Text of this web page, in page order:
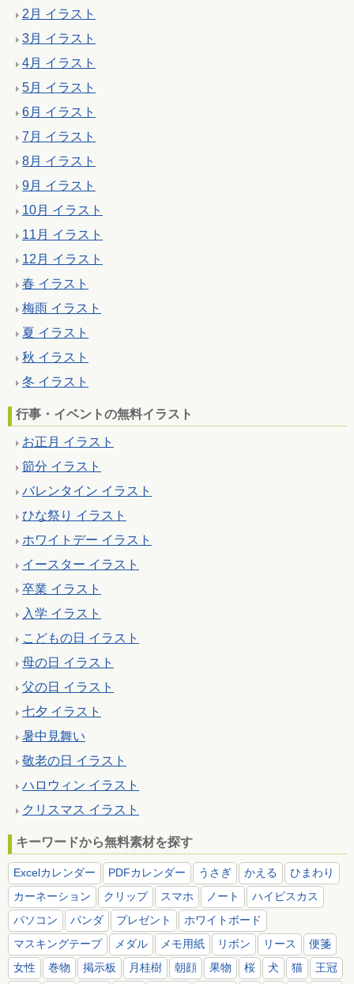
2月 イラスト
3月 イラスト
4月 イラスト
5月 イラスト
6月 イラスト
7月 イラスト
8月 イラスト
9月 イラスト
10月 イラスト
11月 イラスト
12月 イラスト
春 イラスト
梅雨 イラスト
夏 イラスト
秋 イラスト
冬 イラスト
行事・イベントの無料イラスト
お正月 イラスト
節分 イラスト
バレンタイン イラスト
ひな祭り イラスト
ホワイトデー イラスト
イースター イラスト
卒業 イラスト
入学 イラスト
こどもの日 イラスト
母の日 イラスト
父の日 イラスト
七夕 イラスト
暑中見舞い
敬老の日 イラスト
ハロウィン イラスト
クリスマス イラスト
キーワードから無料素材を探す
Excelカレンダー PDFカレンダー うさぎ かえる
ひまわり
カーネーション
クリップ スマホ ノート
ハイビスカス
パソコン
パンダ プレゼント
ホワイトボード
マスキングテープ
メダル メモ用紙 リボン リース
便箋
女性
巻物 掲示板 月桂樹 朝顔 果物 桜 犬 猫 王冠